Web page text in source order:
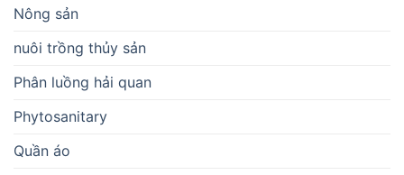
Nông sản
nuôi trồng thủy sản
Phân luồng hải quan
Phytosanitary
Quần áo